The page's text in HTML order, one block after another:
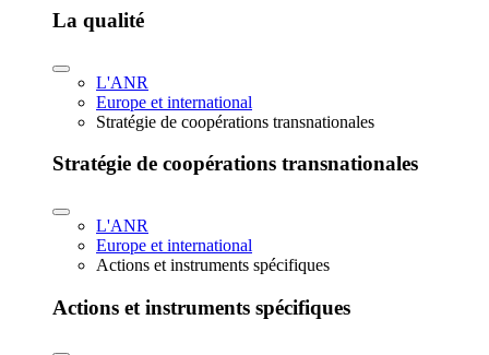
La qualité
L'ANR
Europe et international
Stratégie de coopérations transnationales
Stratégie de coopérations transnationales
L'ANR
Europe et international
Actions et instruments spécifiques
Actions et instruments spécifiques